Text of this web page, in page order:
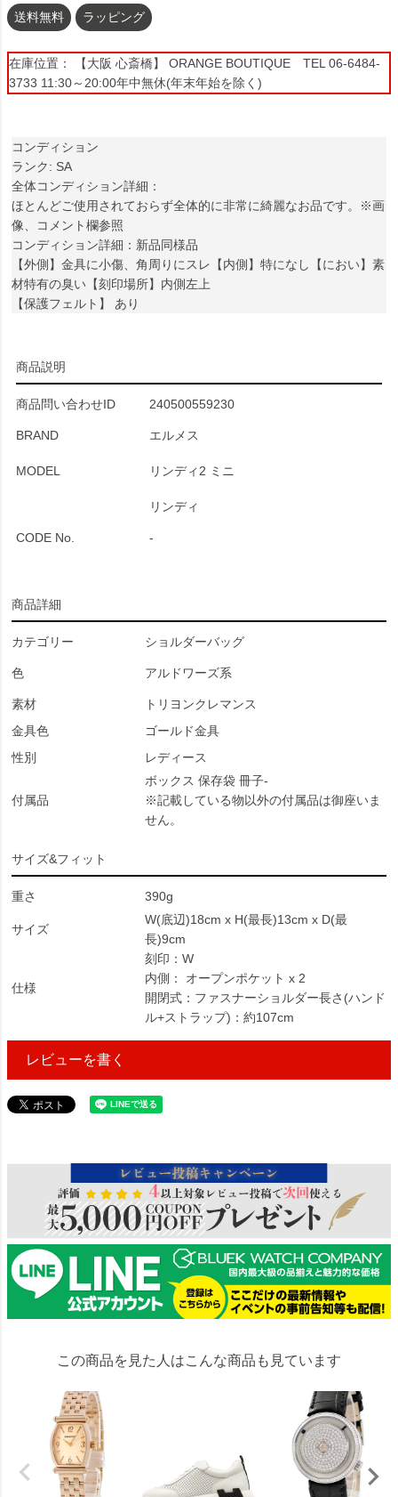
送料無料 ラッピング
在庫位置： 【大阪 心斎橋】 ORANGE BOUTIQUE TEL 06-6484-
3733 11:30～20:00年中無休(年末年始を除く)
コンディション
ランク: SA
全体コンディション詳細：
ほとんどご使用されておらず全体的に非常に綺麗なお品です。※画
像、コメント欄参照
コンディション詳細：新品同様品
【外側】金具に小傷、角周りにスレ【内側】特になし【におい】素
材特有の臭い【刻印場所】内側左上
【保護フェルト】 あり
商品説明
商品問い合わせID 240500559230
BRAND エルメス
MODEL リンディ2 ミニ
リンディ
CODE No. -
商品詳細
カテゴリー ショルダーバッグ
色 アルドワーズ系
素材
トリヨンクレマンス
金具色
ゴールド金具
性別
レディース
付属品
ボックス 保存袋 冊子-
※記載している物以外の付属品は御座いま
せん。
サイズ&フィット
重さ 390g
サイズ
W(底辺)18cm x H(最長)13cm x D(最
長)9cm
仕様
刻印：W
内側： オープンポケット x 2
開閉式：ファスナーショルダー長さ(ハンド
ル+ストラップ)：約107cm
レビューを書く
この商品を見た人はこんな商品も見ています